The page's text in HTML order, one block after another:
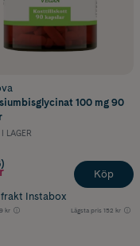
100 mg 90
I LAGER
Instabox
kr Lägsta pris 152 kr
Köp